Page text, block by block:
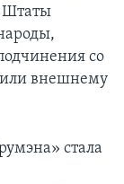
Штаты
со
внешнему
стала